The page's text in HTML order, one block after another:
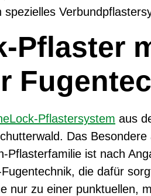
Pflaster
Pflastersystem aus
Das Besondere
Pflasterfamilie ist nach
die dafür
nur zu einer punktuellen,